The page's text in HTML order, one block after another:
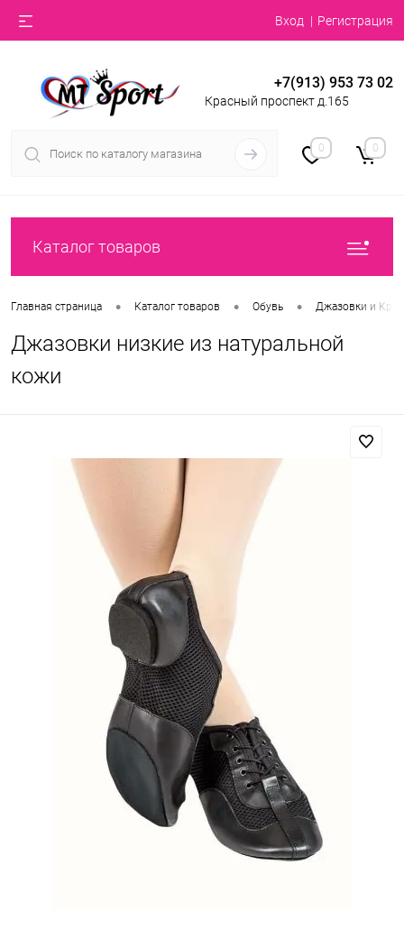
Вход Регистрация
+7(913) 953 73 02
Красный проспект д.165
0 0
Каталог товаров
Главная страница • Каталог товаров • Обувь • Джазовки и
Джазовки низкие из натуральной
кожи